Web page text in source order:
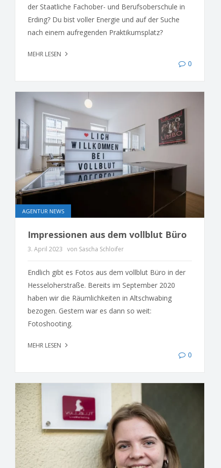
der Staatliche Fachober- und Berufsoberschule in
Erding? Du bist voller Energie und auf der Suche
nach einem aufregenden Praktikumsplatz?
MEHR LESEN
0
AGENTUR NEWS
Impressionen aus dem vollblut Büro
3. April 2023 von Sascha Schloifer
Endlich gibt es Fotos aus dem vollblut Büro in der
Hesseloherstraße. Bereits im September 2020
haben wir die Räumlichkeiten in Altschwabing
bezogen. Gestern war es dann so weit:
Fotoshooting.
MEHR LESEN
0